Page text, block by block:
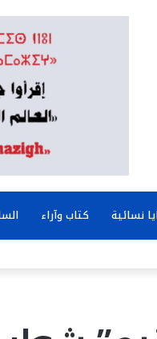
نسائية كتاب وآراء